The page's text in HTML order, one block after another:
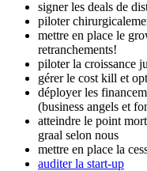
signer les deals de
piloter
mettre en place le
retranchements!
piloter la croissance
gérer le cost kill et
déployer les
(business angels et
atteindre le point
graal selon nous
mettre en place la
auditer la start-up